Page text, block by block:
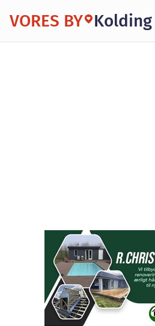
VORES BY Kolding